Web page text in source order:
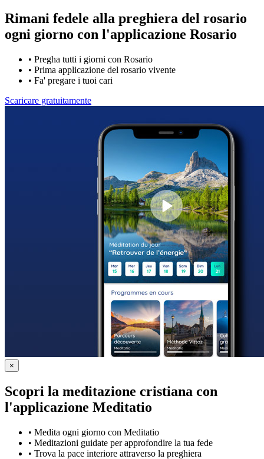
Rimani fedele alla preghiera del rosario
ogni giorno con l'applicazione Rosario
• Pregha tutti i giorni con Rosario
• Prima applicazione del rosario vivente
• Fa' pregare i tuoi cari
Scaricare gratuitamente
×
Scopri la meditazione cristiana con
l'applicazione Meditatio
• Medita ogni giorno con Meditatio
• Meditazioni guidate per approfondire la tua fede
• Trova la pace interiore attraverso la preghiera